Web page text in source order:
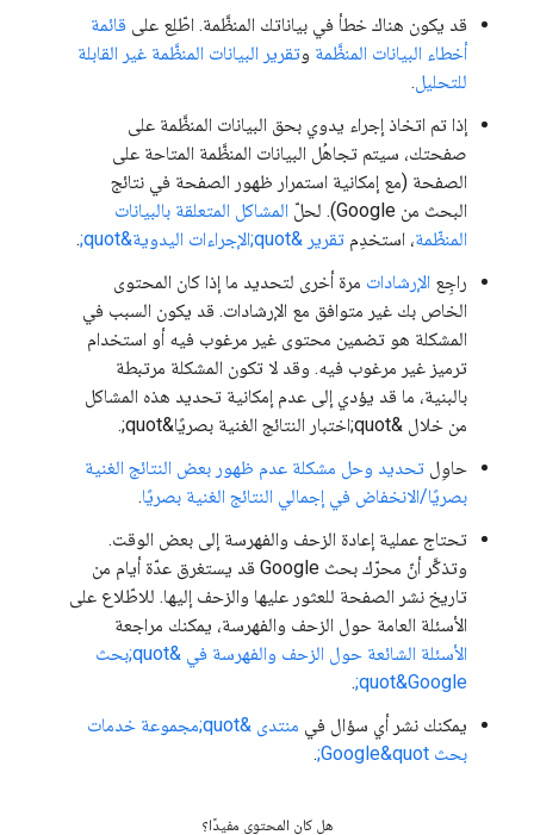
قد يكون هناك خطأ في بياناتك المنظَّمة. اطّلِع على قائمة
أخطاء البيانات المنظَّمة وتقرير البيانات المنظَّمة غير القابلة
للتحليل.
إذا تم اتخاذ إجراء يدوي بحق البيانات المنظَّمة على
صفحتك، سيتم تجاهُل البيانات المنظَّمة المتاحة على
الصفحة (مع إمكانية استمرار ظهور الصفحة في نتائج
البحث من Google). لحلّ
المشاكل المتعلقة بالبيانات
المنظّمة، استخدِم تقرير &quot;الإجراءات اليدوية&quot;
.
راجِع الإرشادات مرة أخرى لتحديد ما إذا كان المحتوى
الخاص بك غير متوافق مع الإرشادات. قد يكون السبب في
المشكلة هو تضمين محتوى غير مرغوب فيه أو استخدام
ترميز غير مرغوب فيه. وقد لا تكون المشكلة مرتبطة
بالبنية، ما قد يؤدي إلى عدم إمكانية تحديد هذه المشاكل
من خلال &quot;اختبار النتائج الغنية بصريًا&quot;.
حاوِل تحديد وحل مشكلة عدم ظهور بعض النتائج الغنية
بصريًا/الانخفاض في إجمالي النتائج الغنية بصريًا.
تحتاج عملية إعادة الزحف والفهرسة إلى بعض الوقت.
وتذكَّر أنّ محرّك بحث Google قد يستغرق عدّة أيام من
تاريخ نشر الصفحة للعثور عليها والزحف إليها. للاطّلاع على
الأسئلة العامة حول الزحف والفهرسة، يمكنك مراجعة
الأسئلة الشائعة حول الزحف والفهرسة في &quot;بحث
Google‏&quot;
.
يمكنك نشر أي سؤال في
منتدى &quot;مجموعة خدمات
بحث Google&quot;
.
هل كان المحتوى مفيدًا؟